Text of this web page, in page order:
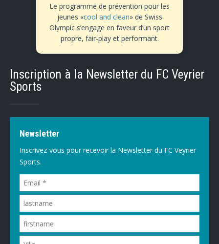
Le programme de prévention pour les
jeunes «cool and clean» de Swiss
Olympic s’engage en faveur d’un sport
propre, fair-play et performant.
Inscription à la Newsletter du FC Veyrier
Sports
Newsletter
Inscrivez-vous pour recevoir la Newsletter du FC Veyrier
Sports.